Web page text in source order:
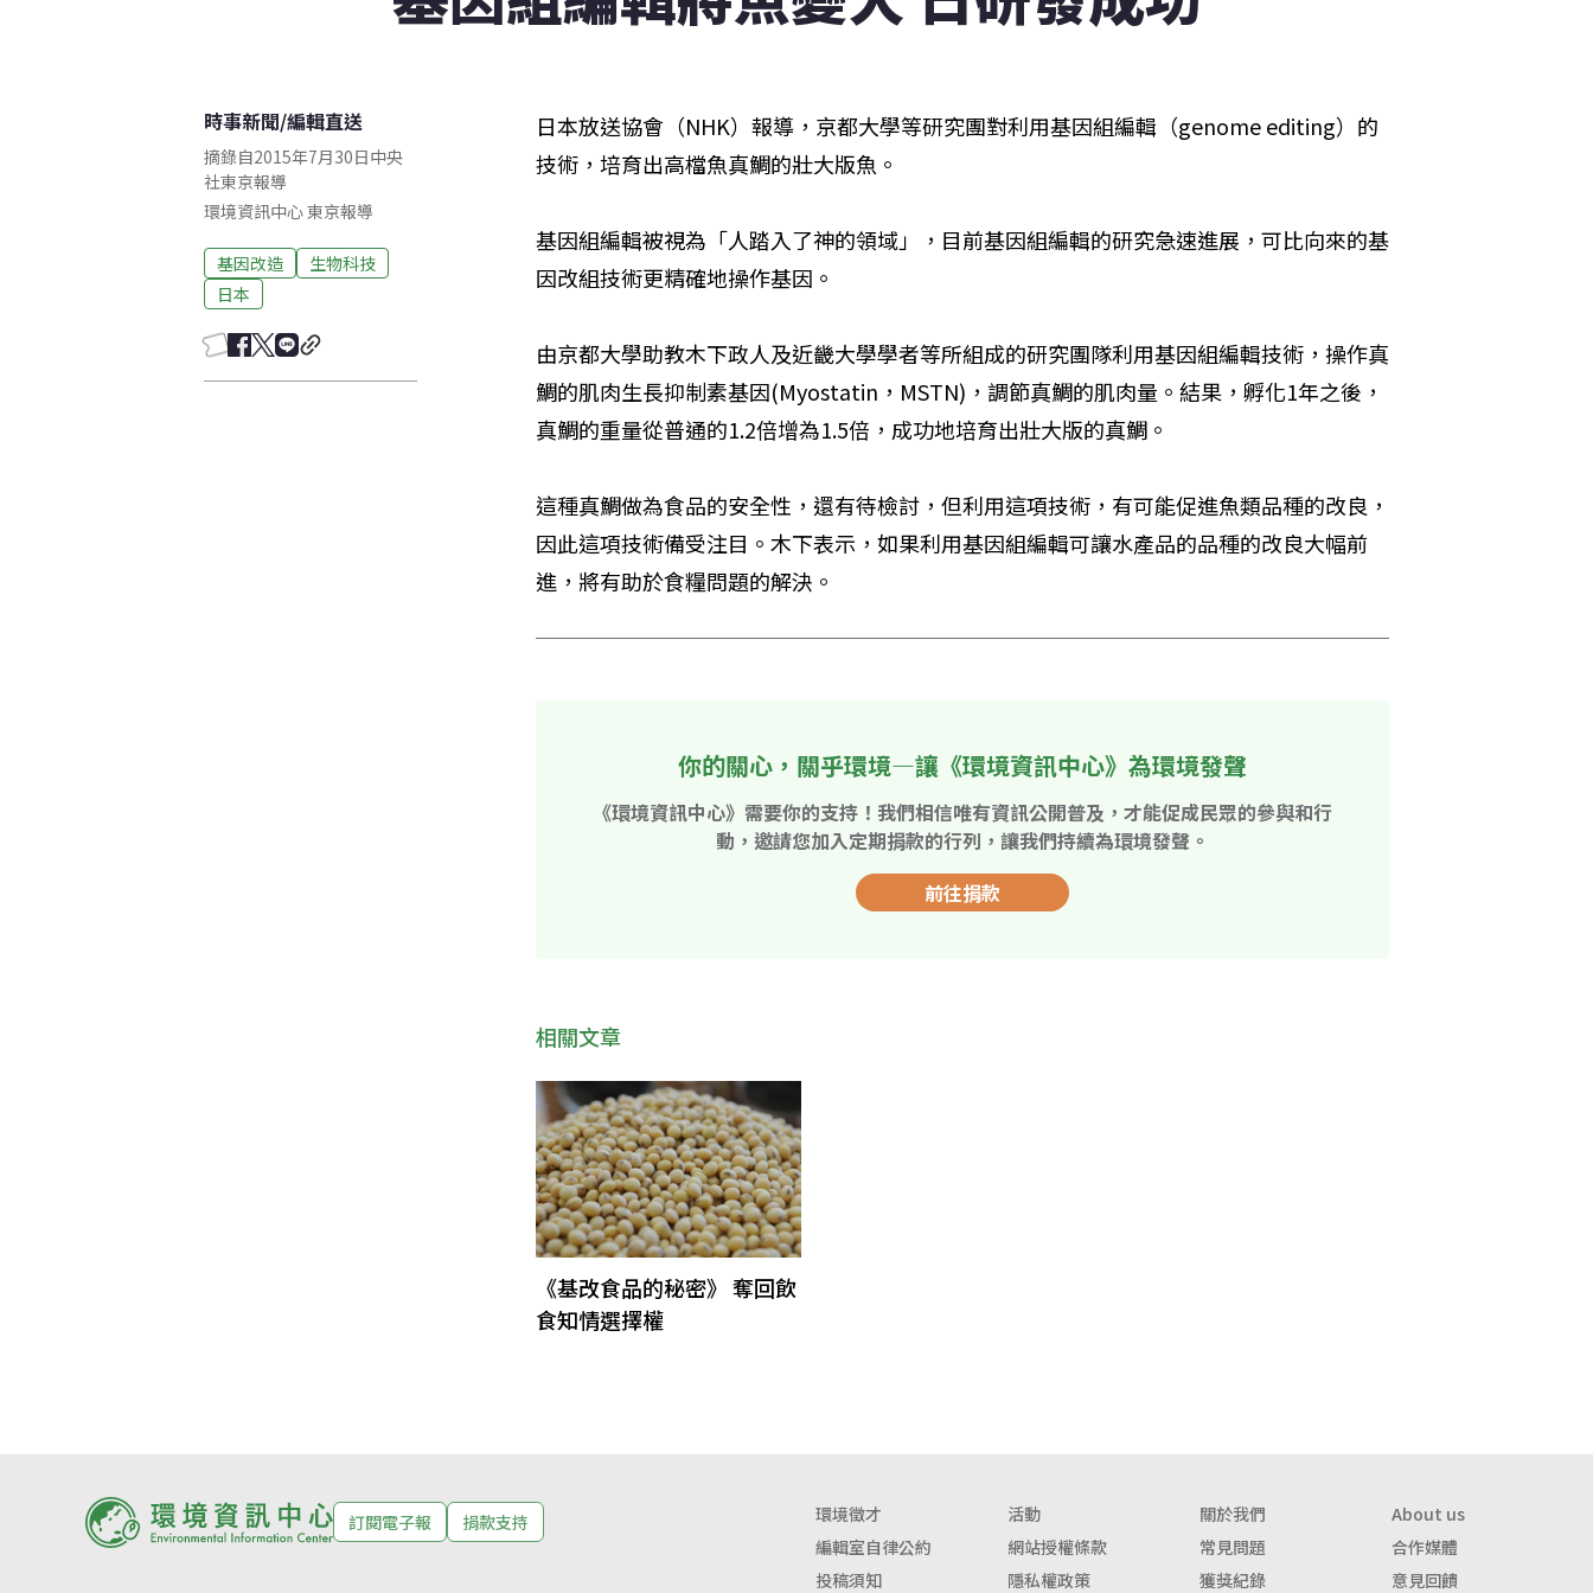
時事新聞/編輯直送
摘錄自2015年7月30日中央
社東京報導
環境資訊中心東京報導
基因改造
生物科技
日本
日本放送協會（NHK）報導，京都大學等研究團對利用基因組編輯（genome editing）的
技術，培育出高檔魚真鯛的壯大版魚。
基因組編輯被視為「人踏入了神的領域」，目前基因組編輯的研究急速進展，可比向來的基
因改組技術更精確地操作基因。
由京都大學助教木下政人及近畿大學學者等所組成的研究團隊利用基因組編輯技術，操作真
鯛的肌肉生長抑制素基因(Myostatin，MSTN)，調節真鯛的肌肉量。結果，孵化1年之後，
真鯛的重量從普通的1.2倍增為1.5倍，成功地培育出壯大版的真鯛。
這種真鯛做為食品的安全性，還有待檢討，但利用這項技術，有可能促進魚類品種的改良，
因此這項技術備受注目。木下表示，如果利用基因組編輯可讓水產品的品種的改良大幅前
進，將有助於食糧問題的解決。
你的關心，關乎環境—讓《環境資訊中心》為環境發聲
《環境資訊中心》需要你的支持！我們相信唯有資訊公開普及，才能促成民眾的參與和行
動，邀請您加入定期捐款的行列，讓我們持續為環境發聲。
前往捐款
相關文章
《基改食品的秘密》 奪回飲
食知情選擇權
訂閱電子報 捐款支持 環境徵才 活動 關於我們
About us
編輯室自律公約
網站授權條款 常見問題
合作媒體
投稿須知
隱私權政策 獲獎紀錄 意見回饋